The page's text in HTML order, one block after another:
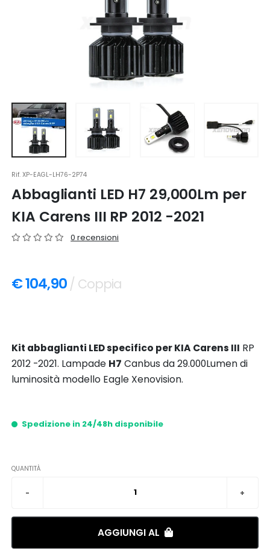
Rif.XP-EAGL-LH76-2P74
Abbaglianti LED H7 29,000Lm per
KIA Carens III RP 2012 -2021
0 recensioni
€ 104,90 / Coppia
Kit abbaglianti LED specifico per KIA Carens III RP
2012 -2021. Lampade H7 Canbus da 29.000Lumen di
luminosità modello Eagle Xenovision.
Spedizione in 24/48h disponibile
QUANTITÀ
AGGIUNGI AL